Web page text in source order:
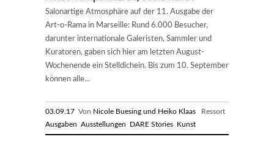
Salonartige Atmosphäre auf der 11. Ausgabe der
Art-o-Rama in Marseille: Rund 6.000 Besucher,
darunter internationale Galeristen, Sammler und
Kuratoren, gaben sich hier am letzten August-
Wochenende ein Stelldichein. Bis zum 10. September
können alle...
03.09.17 Von Nicole Buesing und Heiko Klaas Ressort
Ausgaben Ausstellungen DARE Stories Kunst